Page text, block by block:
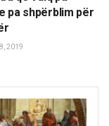
pa shpërblim për
2019